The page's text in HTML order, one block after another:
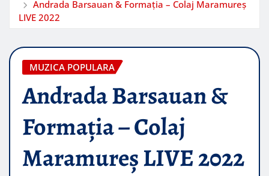
Andrada Barsauan & Formația – Colaj Maramureș
LIVE 2022
MUZICA POPULARA
Andrada Barsauan &
Formația – Colaj
Maramureș LIVE 2022